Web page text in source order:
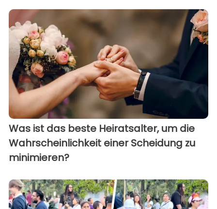
Was ist das beste Heiratsalter, um die
Wahrscheinlichkeit einer Scheidung zu
minimieren?